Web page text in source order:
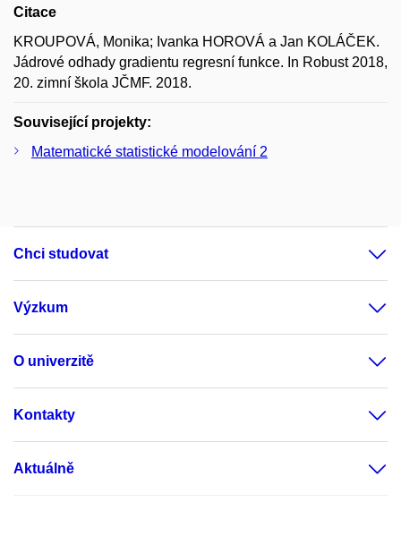
Citace
KROUPOVÁ, Monika; Ivanka HOROVÁ a Jan KOLÁČEK.
Jádrové odhady gradientu regresní funkce. In Robust 2018,
20. zimní škola JČMF. 2018.
Související projekty:
Matematické statistické modelování 2
Chci studovat
Výzkum
O univerzitě
Kontakty
Aktuálně